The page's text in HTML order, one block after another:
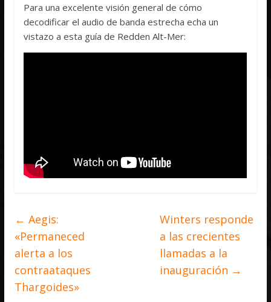
Para una excelente visión general de cómo
decodificar el audio de banda estrecha echa un
vistazo a esta guía de Redden Alt-Mer:
← Aegis:
«Permaneced
alerta a los
contraataques
Thargoides»
Winters responde
a las crecientes
llamadas a la
inauguración →